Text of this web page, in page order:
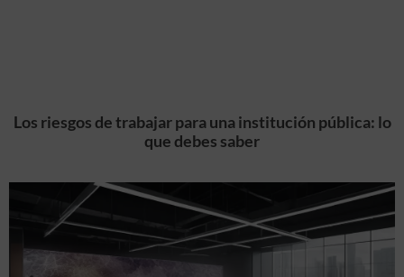
Los riesgos de trabajar para una institución pública: lo
que debes saber